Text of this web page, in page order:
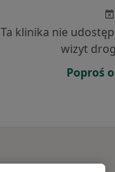
Ta klinika nie
wizyt
Poproś